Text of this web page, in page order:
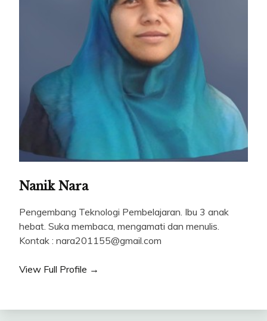
Nanik Nara
Pengembang Teknologi Pembelajaran. Ibu 3 anak
hebat. Suka membaca, mengamati dan menulis.
Kontak : nara201155@gmail.com
View Full Profile →